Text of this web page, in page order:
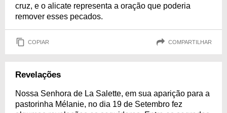
cruz, e o alicate representa a oração que poderia
remover esses pecados.
COPIAR COMPARTILHAR
Revelações
Nossa Senhora de La Salette, em sua aparição para a
pastorinha Mélanie, no dia 19 de Setembro fez